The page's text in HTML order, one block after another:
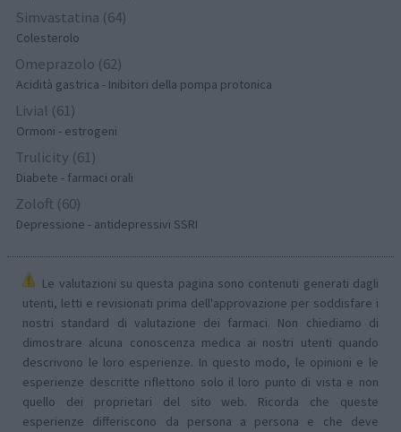
Simvastatina (64)
Colesterolo
Omeprazolo (62)
Acidità gastrica - Inibitori della pompa protonica
Livial (61)
Ormoni - estrogeni
Trulicity (61)
Diabete - farmaci orali
Zoloft (60)
Depressione - antidepressivi SSRI
Le valutazioni su questa pagina sono contenuti generati dagli
utenti, letti e revisionati prima dell'approvazione per soddisfare i
nostri standard di valutazione dei farmaci. Non chiediamo di
dimostrare alcuna conoscenza medica ai nostri utenti quando
descrivono le loro esperienze. In questo modo, le opinioni e le
esperienze descritte riflettono solo il loro punto di vista e non
quello dei proprietari del sito web. Ricorda che queste
esperienze differiscono da persona a persona e che deve